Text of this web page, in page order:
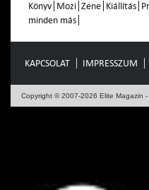
Könyv Mozi Zene Kiállítás
minden más
KAPCSOLAT IMPRESSZUM
Copyright © 2007-2026 Elite Magazin -